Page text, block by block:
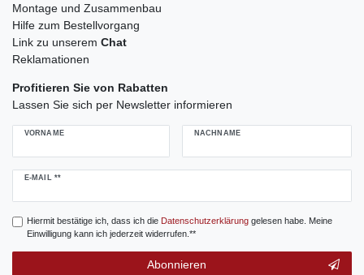
Montage und Zusammenbau
Hilfe zum Bestellvorgang
Link zu unserem Chat
Reklamationen
Profitieren Sie von Rabatten
Lassen Sie sich per Newsletter informieren
VORNAME NACHNAME
E-MAIL **
Newsletter
Hiermit bestätige ich, dass ich die Daten­schutz­erklärunggelesen habe. Meine
Einwilligung kann ich jederzeit widerrufen.**
Abonnieren